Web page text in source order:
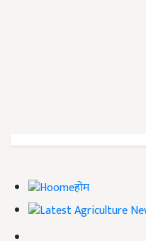
होम